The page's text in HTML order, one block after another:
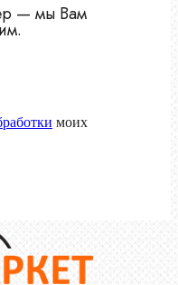
— мы Вам
моих